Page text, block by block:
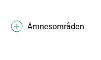
Ämnesområden